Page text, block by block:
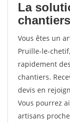
La
Vous êtes un
Pruille-le-
rapidement
chantiers.
devis en
Vous pourrez
artisans